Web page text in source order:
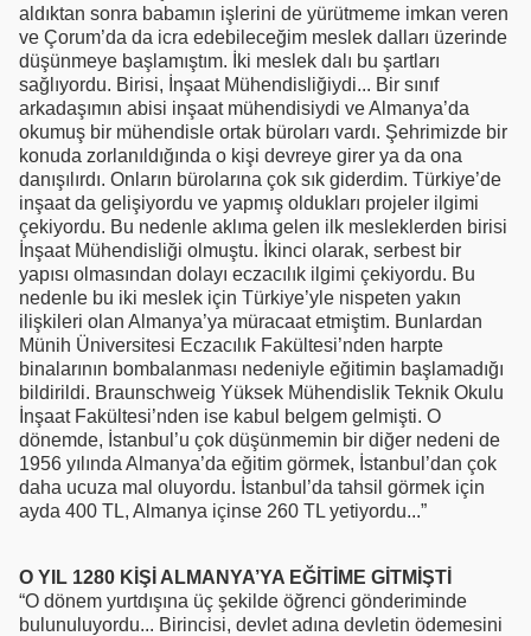
aldıktan sonra babamın işlerini de yürütmeme imkan veren
ve Çorum’da da icra edebileceğim meslek dalları üzerinde
düşünmeye başlamıştım. İki meslek dalı bu şartları
sağlıyordu. Birisi, İnşaat Mühendisliğiydi... Bir sınıf
arkadaşımın abisi inşaat mühendisiydi ve Almanya’da
okumuş bir mühendisle ortak büroları vardı. Şehrimizde bir
konuda zorlanıldığında o kişi devreye girer ya da ona
danışılırdı. Onların bürolarına çok sık giderdim. Türkiye’de
inşaat da gelişiyordu ve yapmış oldukları projeler ilgimi
çekiyordu. Bu nedenle aklıma gelen ilk mesleklerden birisi
İnşaat Mühendisliği olmuştu. İkinci olarak, serbest bir
yapısı olmasından dolayı eczacılık ilgimi çekiyordu. Bu
nedenle bu iki meslek için Türkiye’yle nispeten yakın
ilişkileri olan Almanya’ya müracaat etmiştim. Bunlardan
Münih Üniversitesi Eczacılık Fakültesi’nden harpte
binalarının bombalanması nedeniyle eğitimin başlamadığı
bildirildi. Braunschweig Yüksek Mühendislik Teknik Okulu
İnşaat Fakültesi’nden ise kabul belgem gelmişti. O
dönemde, İstanbul’u çok düşünmemin bir diğer nedeni de
1956 yılında Almanya’da eğitim görmek, İstanbul’dan çok
daha ucuza mal oluyordu. İstanbul’da tahsil görmek için
ayda 400 TL, Almanya içinse 260 TL yetiyordu...”
O YIL 1280 KİŞİ ALMANYA’YA EĞİTİME GİTMİŞTİ
“O dönem yurtdışına üç şekilde öğrenci gönderiminde
bulunuluyordu... Birincisi, devlet adına devletin ödemesini